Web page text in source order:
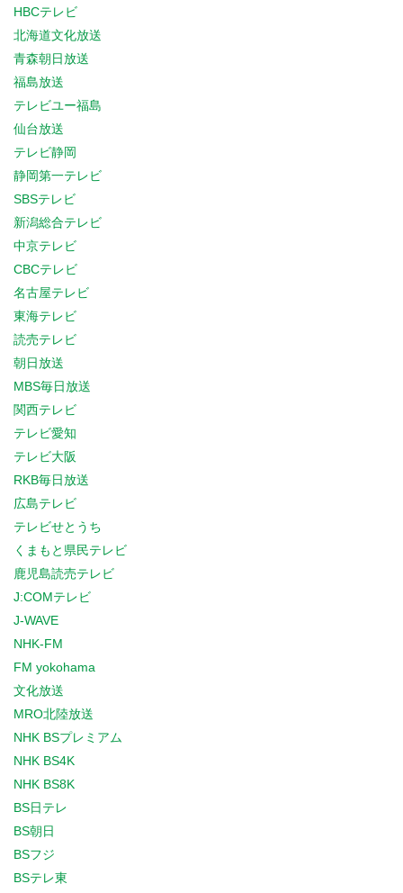
HBCテレビ
北海道文化放送
青森朝日放送
福島放送
テレビユー福島
仙台放送
テレビ静岡
静岡第一テレビ
SBSテレビ
新潟総合テレビ
中京テレビ
CBCテレビ
名古屋テレビ
東海テレビ
読売テレビ
朝日放送
MBS毎日放送
関西テレビ
テレビ愛知
テレビ大阪
RKB毎日放送
広島テレビ
テレビせとうち
くまもと県民テレビ
鹿児島読売テレビ
J:COMテレビ
J-WAVE
NHK-FM
FM yokohama
文化放送
MRO北陸放送
NHK BSプレミアム
NHK BS4K
NHK BS8K
BS日テレ
BS朝日
BSフジ
BSテレ東